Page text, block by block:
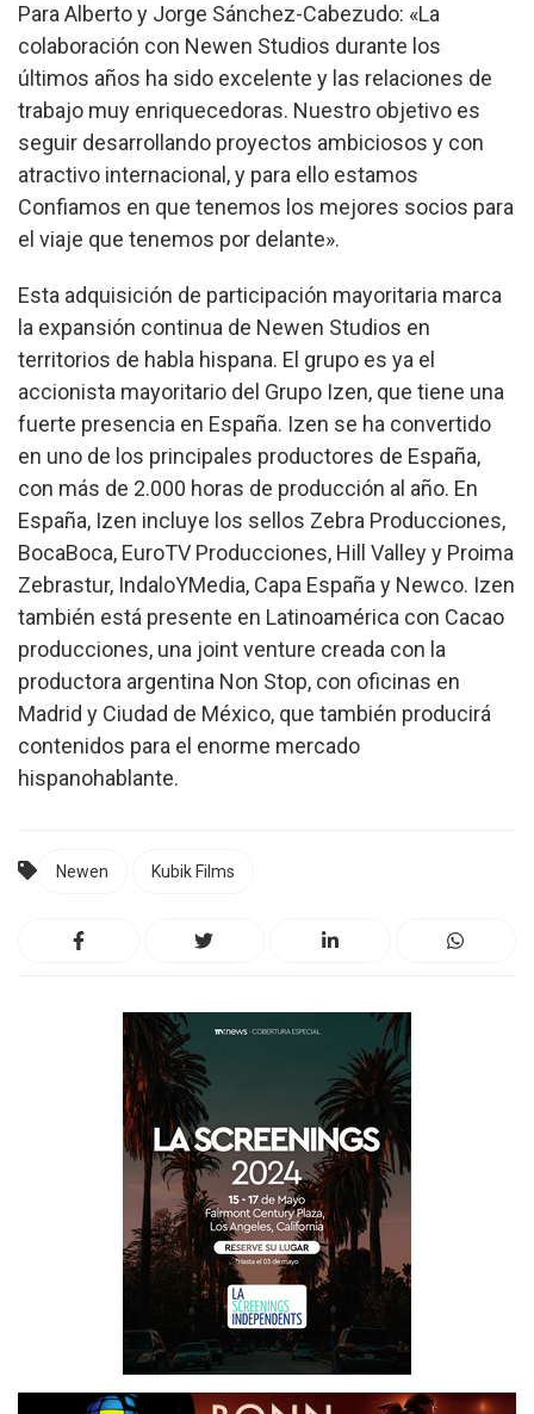
Para Alberto y Jorge Sánchez-Cabezudo: «La
colaboración con Newen Studios durante los
últimos años ha sido excelente y las relaciones de
trabajo muy enriquecedoras. Nuestro objetivo es
seguir desarrollando proyectos ambiciosos y con
atractivo internacional, y para ello estamos
Confiamos en que tenemos los mejores socios para
el viaje que tenemos por delante».
Esta adquisición de participación mayoritaria marca
la expansión continua de Newen Studios en
territorios de habla hispana. El grupo es ya el
accionista mayoritario del Grupo Izen, que tiene una
fuerte presencia en España. Izen se ha convertido
en uno de los principales productores de España,
con más de 2.000 horas de producción al año. En
España, Izen incluye los sellos Zebra Producciones,
BocaBoca, EuroTV Producciones, Hill Valley y Proima
Zebrastur, IndaloYMedia, Capa España y Newco. Izen
también está presente en Latinoamérica con Cacao
producciones, una joint venture creada con la
productora argentina Non Stop, con oficinas en
Madrid y Ciudad de México, que también producirá
contenidos para el enorme mercado
hispanohablante.
Newen Kubik Films